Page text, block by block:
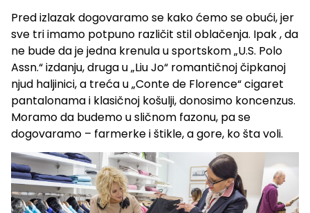
Pred izlazak dogovaramo se kako ćemo se obući, jer
sve tri imamo potpuno različit stil oblačenja. Ipak , da
ne bude da je jedna krenula u sportskom „U.S. Polo
Assn.“ izdanju, druga u „Liu Jo“ romantičnoj čipkanoj
njud haljinici, a treća u „Conte de Florence“ cigaret
pantalonama i klasičnoj košulji, donosimo koncenzus.
Moramo da budemo u sličnom fazonu, pa se
dogovaramo – farmerke i štikle, a gore, ko šta voli.